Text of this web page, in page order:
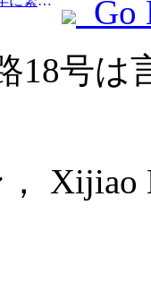
Go
18号は
Xijiao